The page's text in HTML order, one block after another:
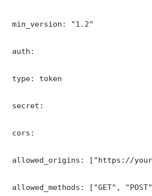
min_version: "1.2"
auth:
type: token
secret:
cors:
allowed_origins: ["https://
allowed_methods: ["GET",